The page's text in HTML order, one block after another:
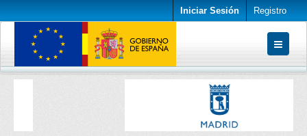
Iniciar Sesión Registro
Conjuntos de datos